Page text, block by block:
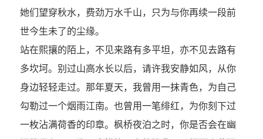
她们望穿秋水，费劲万水千山，只为与你再续一段前
世今生未了的尘缘。
站在熙攘的陌上，不见来路有多平坦，亦不见去路有
多坎坷。别过山高水长以后，请许我安静如风，从你
身边轻轻走过。那年夏天，我曾用一抹青色，为自己
勾勒过一个烟雨江南。也曾用一笔绯红，为你刻下过
一枚沾满荷香的印章。枫桥夜泊之时，你是否会在幽